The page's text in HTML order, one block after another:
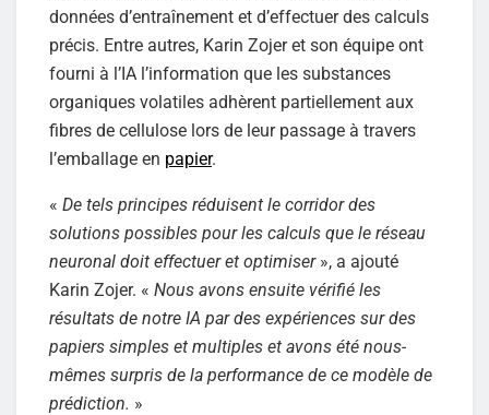
données d’entraînement et d’effectuer des calculs
précis. Entre autres, Karin Zojer et son équipe ont
fourni à l’IA l’information que les substances
organiques volatiles adhèrent partiellement aux
fibres de cellulose lors de leur passage à travers
l’emballage en papier.
« De tels principes réduisent le corridor des
solutions possibles pour les calculs que le réseau
neuronal doit effectuer et optimiser », a ajouté
Karin Zojer. « Nous avons ensuite vérifié les
résultats de notre IA par des expériences sur des
papiers simples et multiples et avons été nous-
mêmes surpris de la performance de ce modèle de
prédiction. »